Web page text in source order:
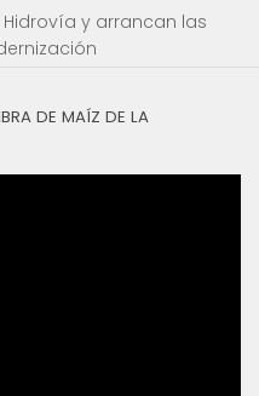
y arrancan las
DE MAÍZ DE LA